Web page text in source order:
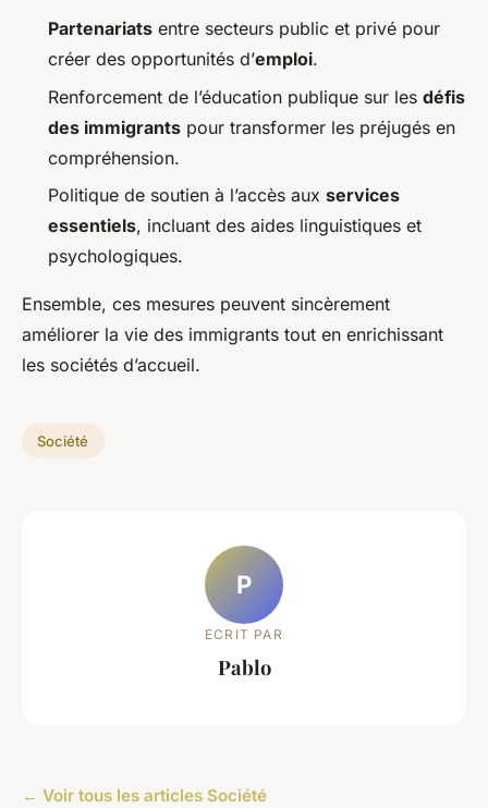
Partenariats entre secteurs public et privé pour
créer des opportunités d’emploi.
Renforcement de l’éducation publique sur les défis
des immigrants pour transformer les préjugés en
compréhension.
Politique de soutien à l’accès aux services
essentiels, incluant des aides linguistiques et
psychologiques.
Ensemble, ces mesures peuvent sincèrement
améliorer la vie des immigrants tout en enrichissant
les sociétés d’accueil.
Société
P
ECRIT PAR
Pablo
← Voir tous les articles Société